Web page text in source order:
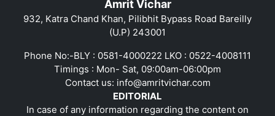
Amrit Vichar
932, Katra Chand Khan, Pilibhit Bypass Road Bareilly
(U.P) 243001
Phone No:-BLY : 0581-4000222 LKO : 0522-4008111
Timings : Mon- Sat, 09:00am-06:00pm
Contact us: info@amritvichar.com
EDITORIAL
In case of any information regarding the content on